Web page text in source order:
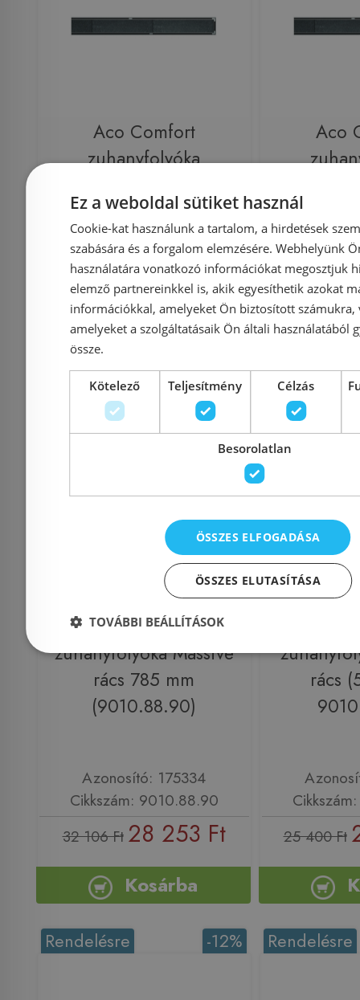
Aco Comfort
zuhanyfolyóka
(9010.88.83)
Azonosító: 126663
Cikkszám: 9010.88.83
26 695 Ft 23 492 Ft
Kosárba
Aco
-12%
Aco Comfort
zuhanyfolyóka Massive
rács 785 mm
(9010.88.90)
Azonosító: 175334
Cikkszám: 9010.88.90
32 106 Ft 28 253 Ft
Kosárba
Rendelésre
rács
25 400 Ft
-12%
Rendelésre Rendelésre
Ez a weboldal sütiket használ
Cookie-kat használunk a tartalom, a hirdetések
szabására és a forgalom elemzésére. Webhelyünk
használatára vonatkozó információkat megosztjuk
elemző partnereinkkel is, akik egyesíthetik azokat
információkkal, amelyeket Ön biztosított számukra,
amelyeket a szolgáltatásaik Ön általi használatából
össze.
Kötelező Teljesítmény Célzás
Besorolatlan
ÖSSZES ELFOGADÁSA
ÖSSZES ELUTASÍTÁSA
TOVÁBBI BEÁLLÍTÁSOK